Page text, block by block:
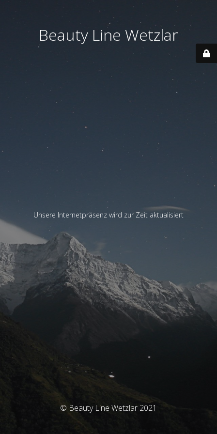
Beauty Line Wetzlar
Unsere Internetpräsenz wird zur Zeit aktualisiert
© Beauty Line Wetzlar 2021